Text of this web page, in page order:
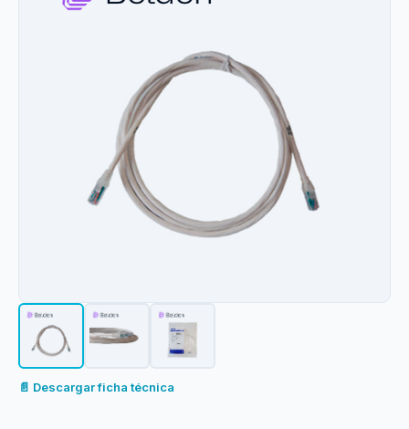
📄 Descargar ficha técnica